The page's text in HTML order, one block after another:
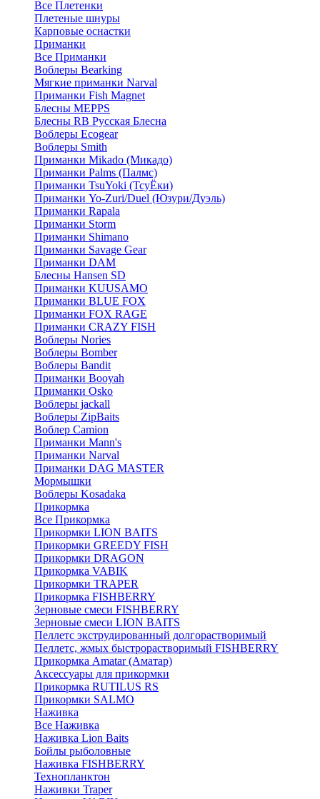
Все Плетенки
Плетеные шнуры
Карповые оснастки
Приманки
Все Приманки
Воблеры Bearking
Мягкие приманки Narval
Приманки Fish Magnet
Блесны MEPPS
Блесны RB Русская Блесна
Воблеры Ecogear
Воблеры Smith
Приманки Mikado (Микадо)
Приманки Palms (Палмс)
Приманки TsuYoki (ТсуЁки)
Приманки Yo-Zuri/Duel (Юзури/Дуэль)
Приманки Rapala
Приманки Storm
Приманки Shimano
Приманки Savage Gear
Приманки DAM
Блесны Hansen SD
Приманки KUUSAMO
Приманки BLUE FOX
Приманки FOX RAGE
Приманки CRAZY FISH
Воблеры Nories
Воблеры Bomber
Воблеры Bandit
Приманки Booyah
Приманки Osko
Воблеры jackall
Воблеры ZipBaits
Воблер Camion
Приманки Mann's
Приманки Narval
Приманки DAG MASTER
Мормышки
Воблеры Kosadaka
Прикормка
Все Прикормка
Прикормки LION BAITS
Прикормки GREEDY FISH
Прикормки DRAGON
Прикормка VABIK
Прикормки TRAPER
Прикормка FISHBERRY
Зерновые смеси FISHBERRY
Зерновые смеси LION BAITS
Пеллетс экструдированный долгорастворимый
Пеллетс, жмых быстрорастворимый FISHBERRY
Прикормка Amatar (Аматар)
Аксессуары для прикормки
Прикормка RUTILUS RS
Прикормки SALMO
Наживка
Все Наживка
Наживка Lion Baits
Бойлы рыболовные
Наживка FISHBERRY
Технопланктон
Наживки Traper